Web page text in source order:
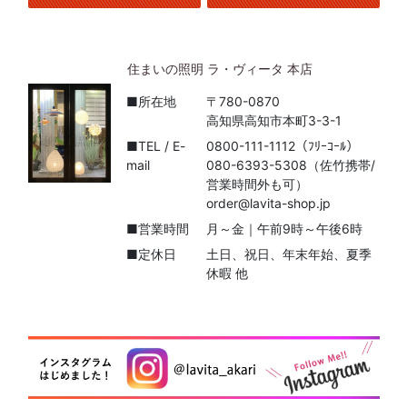
住まいの照明 ラ・ヴィータ 本店
■所在地
〒780-0870
高知県高知市本町3-3-1
■TEL / E-
mail
0800-111-1112（ﾌﾘｰｺｰﾙ）
080-6393-5308（佐竹携帯/
営業時間外も可）
order@lavita-shop.jp
■営業時間
月～金｜午前9時～午後6時
■定休日
土日、祝日、年末年始、夏季
休暇 他